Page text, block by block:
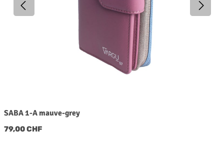
SABA 1-A mauve-grey
Regulärer Preis:
79,00 CHF